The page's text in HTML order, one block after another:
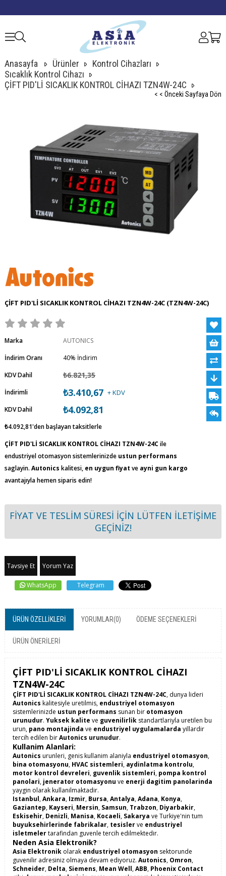
Anasayfa Ürünler
Kontrol Cihazları
Sıcaklık Kontrol Cihazı
ÇİFT PID'Lİ SICAKLIK KONTROL CİHAZI TZN4W-24C
< < Önceki Sayfaya Dön
ÇİFT PID'Lİ SICAKLIK KONTROL CİHAZI TZN4W-24C (TZN4W-24C)
Marka
AUTONICS
İndirim Oranı
%
40
İndirim
KDV Dahil
₺6.821,35
İndirimli ₺3.410,67 + KDV
KDV Dahil ₺4.092,81
₺4.092,81'den başlayan taksitlerle
ÇİFT PID'Lİ SICAKLIK KONTROL CİHAZI TZN4W-24Cile
endustriyel otomasyon sistemlerinizde ustun performans
saglayin.Autonics kalitesi, en uygun fiyat ve ayni gun kargo
avantajıyla hemen siparis edin!
FİYAT VE TESLİM SÜRESİ İÇİN LÜTFEN İLETİŞİME
GEÇİNİZ!
Tavsiye Et Yorum Yaz
WhatsApp Telegram
ÜRÜN ÖZELLIKLERI YORUMLAR(0) ÖDEME SEÇENEKLERI
ÜRÜN ÖNERILERI
ÇİFT PID'Lİ SICAKLIK KONTROL CİHAZI
TZN4W-24C
ÇİFT PID'Lİ SICAKLIK KONTROL CİHAZI TZN4W-24C, dunya lideri
Autonics kalitesiyle uretilmis, endustriyel otomasyon
sistemlerinizde ustun performans sunan bir otomasyon
urunudur.Yuksek kalite ve guvenilirlik standartlariyla uretilen bu
urun, pano montajinda ve endustriyel uygulamalarda yillardir
tercih edilen birAutonics urunudur.
Kullanim Alanlari:
Autonics urunleri, genis kullanim alaniyla endustriyel otomasyon,
bina otomasyonu, HVAC sistemleri, aydinlatma kontrolu,
motor kontrol devreleri, guvenlik sistemleri, pompa kontrol
panolari, jenerator otomasyonu ve enerji dagitim panolarinda
yaygin olarak kullanilmaktadir.
Istanbul,Ankara, Izmir, Bursa,Antalya,Adana, Konya,
Gaziantep, Kayseri, Mersin, Samsun, Trabzon, Diyarbakir,
Eskisehir, Denizli, Manisa, Kocaeli, Sakarya ve Turkiye'nin tum
buyuksehirlerinde fabrikalar, tesislerve endustriyel
isletmelertarafindan guvenle tercih edilmektedir.
Neden Asia Elektronik?
Asia Elektronik olarak endustriyel otomasyon sektorunde
guvenilir adresiniz olmaya devam ediyoruz.Autonics, Omron,
Schneider, Delta, Siemens, Mean Well,ABB, Phoenix Contact